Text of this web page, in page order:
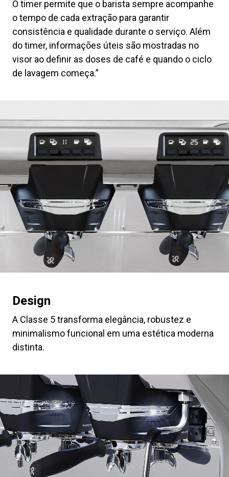
O timer permite que o barista sempre acompanhe
o tempo de cada extração para garantir
consistência e qualidade durante o serviço. Além
do timer, informações úteis são mostradas no
visor ao definir as doses de café e quando o ciclo
de lavagem começa.”
Design
A Classe 5 transforma elegância, robustez e
minimalismo funcional em uma estética moderna
distinta.